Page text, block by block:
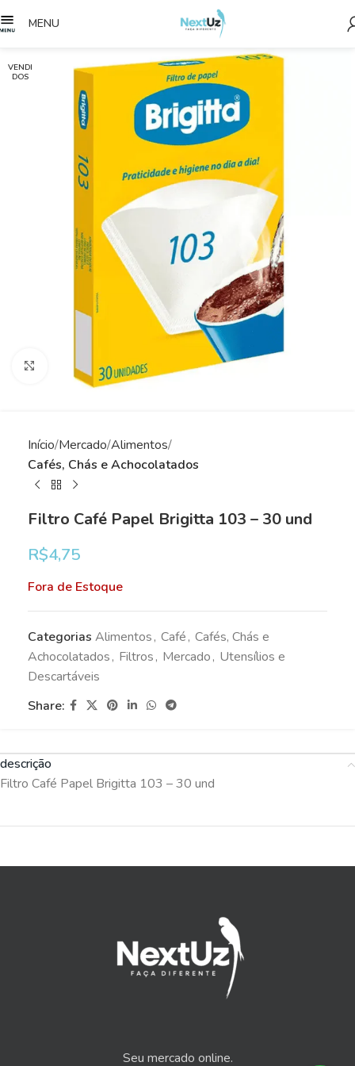
MENU
VENDI
DOS
Clique para ampliar
Início Mercado Alimentos
Cafés, Chás e Achocolatados
Filtro Café Papel Brigitta 103 – 30 und
R$4,75
Fora de Estoque
Categorias Alimentos, Café, Cafés, Chás e
Achocolatados, Filtros, Mercado, Utensílios e
Descartáveis
Share:
descrição
Filtro Café Papel Brigitta 103 – 30 und
Seu mercado online.